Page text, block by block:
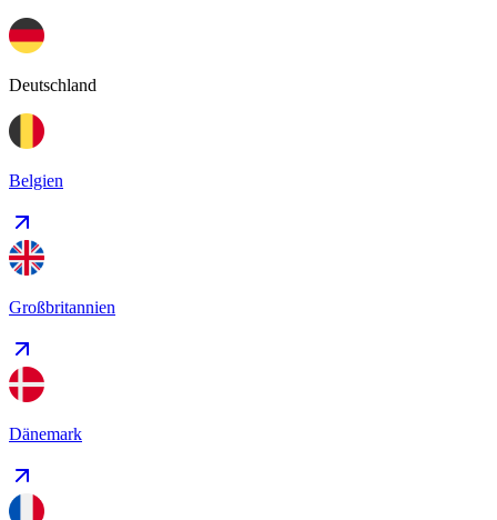
Deutschland
Belgien
Großbritannien
Dänemark